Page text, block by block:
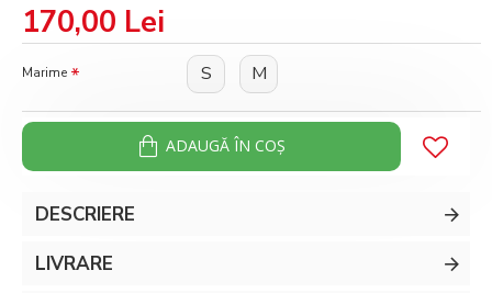
170,00 Lei
Marime S M
ADAUGĂ ÎN COŞ
DESCRIERE
LIVRARE